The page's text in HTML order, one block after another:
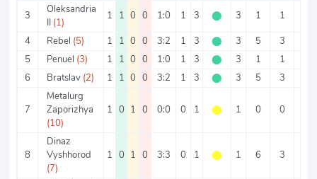
3
Oleksandria
II (1)
1 1 0 0 1:0 1 3 ⬤ 3 1 1
4
Rebel (5) 1 1 0 0 3:2 1 3 ⬤ 3 5 3
5
Penuel (3) 1 1 0 0 1:0 1 3 ⬤ 3 1 1
6
Bratslav (2) 1 1 0 0 3:2 1 3 ⬤ 3 5 3
7
Metalurg
Zaporizhya
(10)
1 0 1 0 0:0 0 1 ⬤ 1 0 0
8
Dinaz
Vyshhorod
(7)
1 0 1 0 3:3 0 1 ⬤ 1 6 3